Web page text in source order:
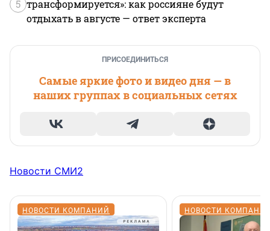
5 трансформируется»: как россияне будут
отдыхать в августе — ответ эксперта
ПРИСОЕДИНИТЬСЯ
Самые яркие фото и видео дня — в
наших группах в социальных сетях
Новости СМИ2
НОВОСТИ КОМПАНИЙ НОВОСТИ